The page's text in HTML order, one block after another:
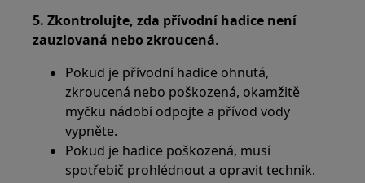
5. Zkontrolujte, zda přívodní hadice není
zauzlovaná nebo zkroucená.
Pokud je přívodní hadice ohnutá,
zkroucená nebo poškozená, okamžitě
myčku nádobí odpojte a přívod vody
vypněte.
Pokud je hadice poškozená, musí
spotřebič prohlédnout a opravit technik.